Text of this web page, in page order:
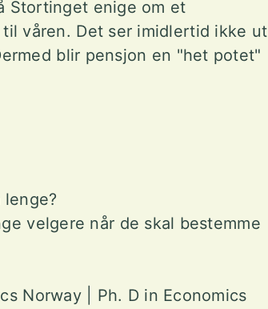
Stortinget enige om et
våren. Det ser imidlertid ikke ut
blir pensjon en "het potet"
lenge?
velgere når de skal bestemme
Norway | Ph. D in Economics